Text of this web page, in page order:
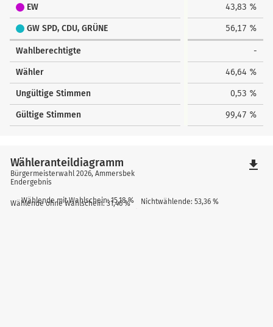
EW 43,83 %
GW SPD, CDU, GRÜNE 56,17 %
Wahlberechtigte -
Wähler 46,64 %
Ungültige Stimmen 0,53 %
Gültige Stimmen 99,47 %
Wählende ohne Wahlschein: 31,46 %
Wählende mit Wahlschein: 15,18 % Nichtwählende: 53,36 %
Wähleranteildiagramm
Bürgermeisterwahl 2026, Ammersbek
Endergebnis
file_download